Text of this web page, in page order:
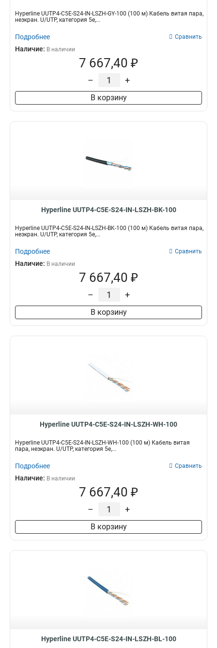
Hyperline UUTP4-C5E-S24-IN-LSZH-GY-100 (100 м) Кабель витая пара,
неэкран. U/UTP, категория 5e,...
Подробнее Сравнить
Наличие: В наличии
7 667,40 ₽
– +
В корзину
Hyperline UUTP4-C5E-S24-IN-LSZH-BK-100
Hyperline UUTP4-C5E-S24-IN-LSZH-BK-100 (100 м) Кабель витая пара,
неэкран. U/UTP, категория 5e,...
Подробнее Сравнить
Наличие: В наличии
7 667,40 ₽
– +
В корзину
Hyperline UUTP4-C5E-S24-IN-LSZH-WH-100
Hyperline UUTP4-C5E-S24-IN-LSZH-WH-100 (100 м) Кабель витая
пара, неэкран. U/UTP, категория 5e,...
Подробнее Сравнить
Наличие: В наличии
7 667,40 ₽
– +
В корзину
Hyperline UUTP4-C5E-S24-IN-LSZH-BL-100